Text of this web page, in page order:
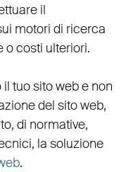
il
motori di ricerca
o costi ulteriori.
tuo sito web e non
del sito web,
di normative,
la soluzione
.